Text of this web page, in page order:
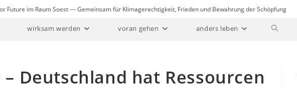
Future im Raum Soest --- Gemeinsam für Klimagerechtigkeit, Frieden und Bewahrung der Schöpfung
wirksam werden voran gehen anders leben
Website-
Deutschland hat Ressourcen